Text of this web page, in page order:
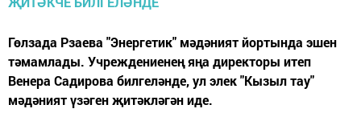
Гөлзада Рзаева "Энергетик" мәдәният йортында эшен
тәмамлады. Учреждениенең яңа директоры итеп
Венера Садирова билгеләнде, ул элек "Кызыл тау"
мәдәният үзәген җитәкләгән иде.